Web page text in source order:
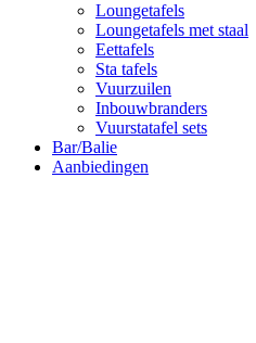
Loungetafels
Loungetafels met staal
Eettafels
Sta tafels
Vuurzuilen
Inbouwbranders
Vuurstatafel sets
Bar/Balie
Aanbiedingen